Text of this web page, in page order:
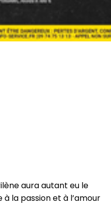
aura autant eu le
la passion et à l’amour